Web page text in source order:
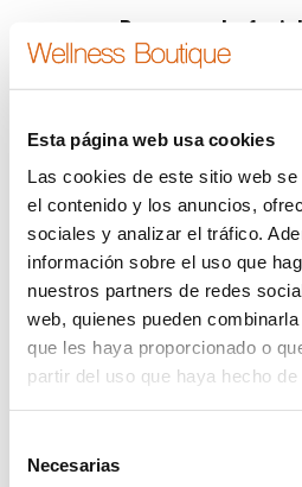
Esta página web usa cookies
Las cookies de este sitio web
el contenido y los anuncios,
sociales y analizar el tráfico.
información sobre el uso que
nuestros partners de redes
web, quienes pueden
que les haya proporcionado o
partir del uso que haya hecho
Necesarias
Bono-regalo-
Estás aquí:
Inicio Bono-regalo-